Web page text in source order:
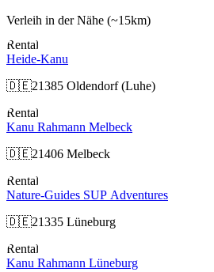
Verleih in der Nähe (~15km)
Rental
Heide-Kanu
🇩🇪21385 Oldendorf (Luhe)
Rental
Kanu Rahmann Melbeck
🇩🇪21406 Melbeck
Rental
Nature-Guides SUP Adventures
🇩🇪21335 Lüneburg
Rental
Kanu Rahmann Lüneburg